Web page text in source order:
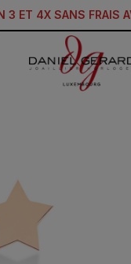
3 ET 4X SANS FRAIS